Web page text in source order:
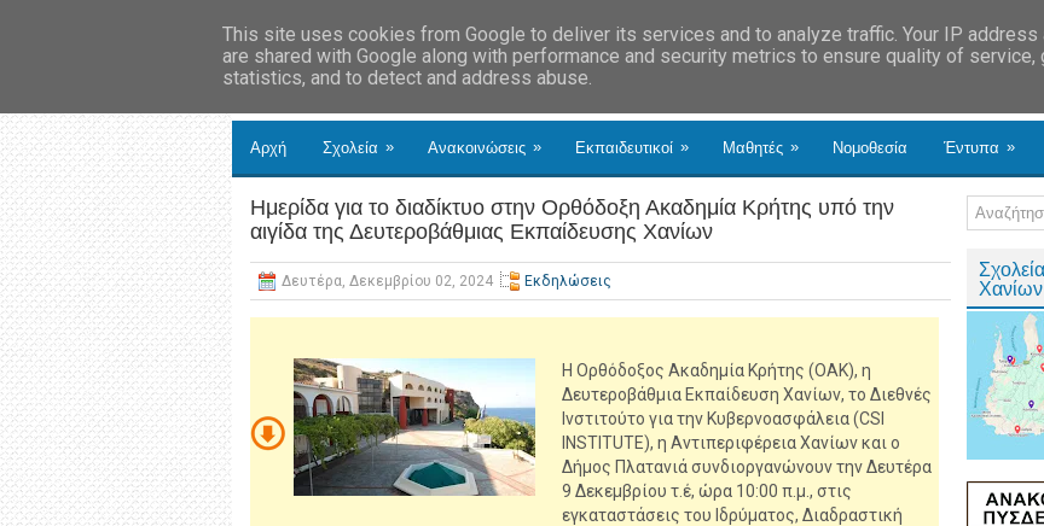
Αρχή Σχολεία » Ανακοινώσεις » Εκπαιδευτικοί » Μαθητές » Νομοθεσία Έντυπα »
Ημερίδα για το διαδίκτυο στην Ορθόδοξη Ακαδημία Κρήτης υπό την
αιγίδα της Δευτεροβάθμιας Εκπαίδευσης Χανίων
Δευτέρα, Δεκεμβρίου 02, 2024 Εκδηλώσεις
Η Ορθόδοξος Ακαδημία Κρήτης (ΟΑΚ), η
Δευτεροβάθμια Εκπαίδευση Χανίων, το Διεθνές
Ινστιτούτο για την Κυβερνοασφάλεια (CSI
INSTITUTE), η Αντιπεριφέρεια Χανίων και ο
Δήμος Πλατανιά συνδιοργανώνουν την Δευτέρα
9 Δεκεμβρίου τ.έ, ώρα 10:00 π.μ., στις
εγκαταστάσεις του Ιδρύματος, Διαδραστική
Χανίων
This site uses cookies from Google to deliver its services and to analyze traffic. Your IP address
are shared with Google along with performance and security metrics to ensure quality of service,
statistics, and to detect and address abuse.